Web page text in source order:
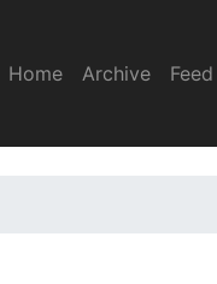
Home Archive Feed